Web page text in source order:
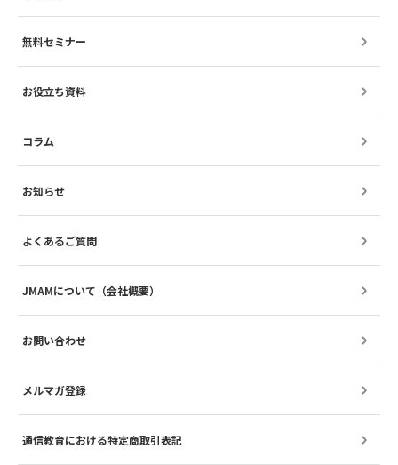
無料セミナー
お役立ち資料
コラム
お知らせ
よくあるご質問
JMAMについて（会社概要）
お問い合わせ
メルマガ登録
通信教育における特定商取引表記